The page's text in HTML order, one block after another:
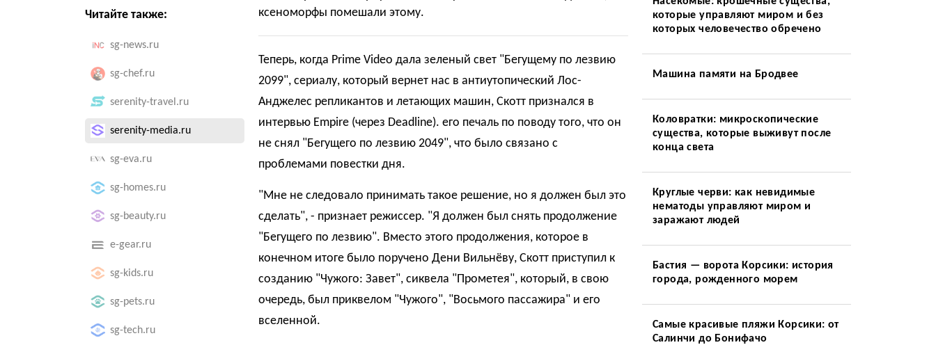
Читайте также:
sg-news.ru
sg-chef.ru
serenity-travel.ru
serenity-media.ru
sg-eva.ru
sg-homes.ru
sg-beauty.ru
e-gear.ru
sg-kids.ru
sg-pets.ru
sg-tech.ru
ксеноморфы помешали этому.
Теперь, когда Prime Video дала зеленый свет "Бегущему по лезвию
2099", сериалу, который вернет нас в антиутопический Лос-
Анджелес репликантов и летающих машин, Скотт признался в
интервью Empire (через Deadline). его печаль по поводу того, что он
не снял "Бегущего по лезвию 2049", что было связано с
проблемами повестки дня.
"Мне не следовало принимать такое решение, но я должен был это
сделать", - признает режиссер. "Я должен был снять продолжение
"Бегущего по лезвию". Вместо этого продолжения, которое в
конечном итоге было поручено Дени Вильнёву, Скотт приступил к
созданию "Чужого: Завет", сиквела "Прометея", который, в свою
очередь, был приквелом "Чужого", "Восьмого пассажира" и его
вселенной.
которые управляют миром и без
которых человечество обречено
Машина памяти на Бродвее
Коловратки: микроскопические
существа, которые выживут после
конца света
Круглые черви: как невидимые
нематоды управляют миром и
заражают людей
Бастия — ворота Корсики: история
города, рожденного морем
Самые красивые пляжи Корсики: от
Салинчи до Бонифачо